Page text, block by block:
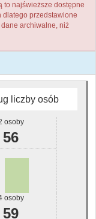
to najświeższe dostępne
dlatego przedstawione
archiwalne, niż
liczby osób
osoby
56
osoby
59